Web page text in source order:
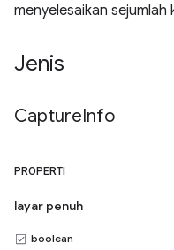
menyelesaikan
Jenis
CaptureInfo
PROPERTI
layar penuh
boolean